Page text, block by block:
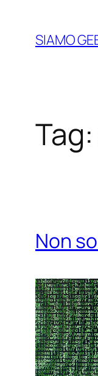
contenuto
SIAMO
Tag:
Non